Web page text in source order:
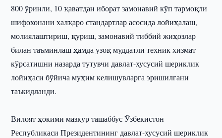
800 ўринли, 10 қаватдан иборат замонавий кўп тармоқли
шифохонани халқаро стандартлар асосида лойиҳалаш,
молиялаштириш, қуриш, замонавий тиббий жиҳозлар
билан таъминлаш ҳамда узоқ муддатли техник хизмат
кўрсатишни назарда тутувчи давлат-хусусий шериклик
лойиҳаси бўйича муҳим келишувларга эришилгани
таъкидланди.
Вилоят ҳокими мазкур ташаббус Ўзбекистон
Республикаси Президентининг давлат-хусусий шериклик